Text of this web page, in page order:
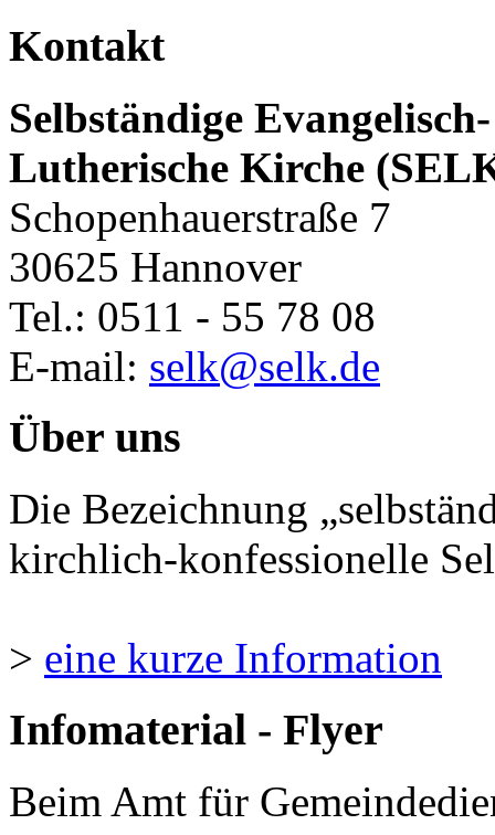
Kontakt
Selbständige Evangelisch-
Lutherische Kirche
Schopenhauerstraße 7
30625 Hannover
Tel.: 0511 - 55 78 08
E-mail: selk@selk.de
Über uns
Die Bezeichnung
kirchlich-konfessionelle
> eine kurze Information
Infomaterial - Flyer
Beim Amt für